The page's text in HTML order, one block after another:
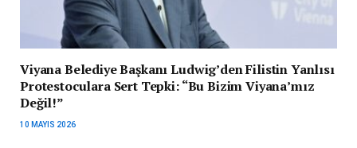
Viyana Belediye Başkanı Ludwig’den Filistin Yanlısı
Protestoculara Sert Tepki: “Bu Bizim Viyana’mız
Değil!”
10 MAYIS 2026